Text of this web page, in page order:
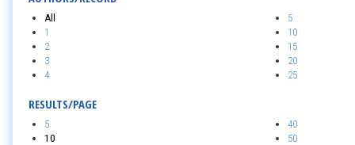
All
1
2
3
4
5
10
15
20
25
RESULTS/PAGE
5
10
40
50